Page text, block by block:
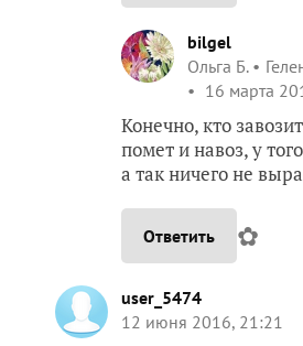
bilgel
Ольга Б.
16 марта
Конечно, кто
помет и навоз, у
а так ничего не
Ответить ✿
user_5474
12 июня 2016, 21:21